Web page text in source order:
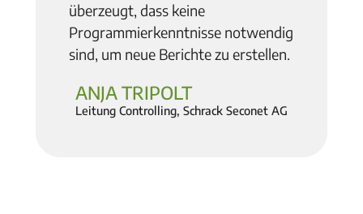
überzeugt, dass keine
Programmierkenntnisse notwendig
sind, um neue Berichte zu erstellen.
ANJA TRIPOLT
Leitung Controlling, Schrack Seconet AG